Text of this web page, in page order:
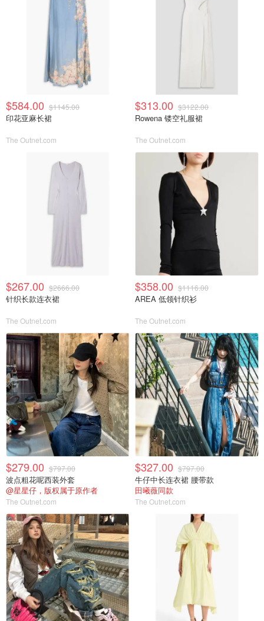
$584.00 $1145.00
印花亚麻长裙
The Outnet.com
$313.00 $3122.00
Rowena 镂空礼服裙
The Outnet.com
$267.00 $2666.00
针织长款连衣裙
The Outnet.com
$358.00 $1116.00
AREA 低领针织衫
The Outnet.com
$279.00 $797.00
波点粗花呢西装外套
@星星仔，版权属于原作者
The Outnet.com
$327.00 $797.00
牛仔中长连衣裙 腰带款
田曦薇同款
The Outnet.com